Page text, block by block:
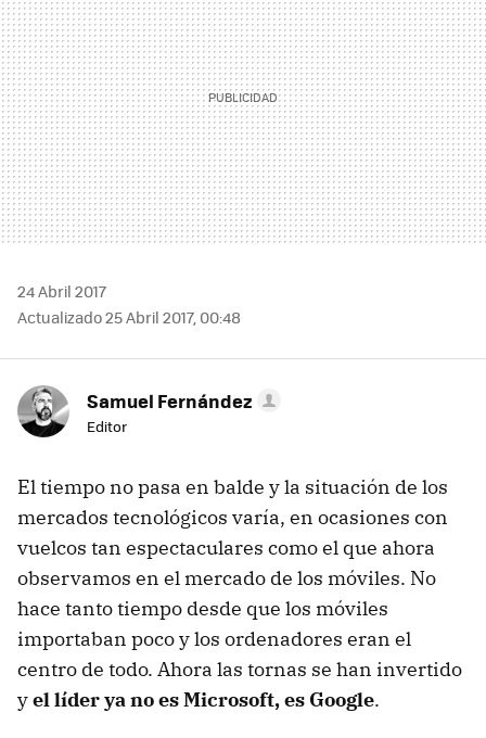
24 Abril 2017
Actualizado 25 Abril 2017, 00:48
Samuel Fernández
Editor
El tiempo no pasa en balde y la situación de los
mercados tecnológicos varía, en ocasiones con
vuelcos tan espectaculares como el que ahora
observamos en el mercado de los móviles. No
hace tanto tiempo desde que los móviles
importaban poco y los ordenadores eran el
centro de todo. Ahora las tornas se han invertido
yel líder ya no es Microsoft, es Google.